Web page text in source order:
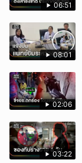
06:51
08:01
02:06
03:22